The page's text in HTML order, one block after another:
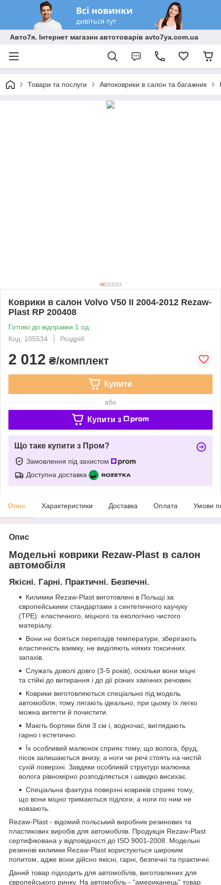
Авто7я. Інтернет магазин автотоварів avto7ya.com.ua
Товари та послуги Автоковрики в салон та багажник
Коврики в салон Volvo V50 II 2004-2012 Rezaw-
Plast RP 200408
Готово до відправки 1 од.
Код: 105534
Роздріб
2 012 ₴/комплект
Купити
або
Купити з
Що таке купити з Пром?
Замовлення під захистом
Доступна доставка
Опис Характеристики Доставка Оплата Умови
Опис
Модельні коврики Rezaw-Plast в салон
автомобіля
Якісні. Гарні. Практичні. Безпечні.
Килимки Rezaw-Plast виготовлені в Польщі за
європейськими стандартами з синтетичного каучуку
(ТРЕ): еластичного, міцного та екологічно чистого
матеріалу.
Вони не бояться перепадів температури, зберігають
еластичність взимку, не виділяють ніяких токсичних
запахів.
Служать доволі довго (3-5 років), оскільки вони міцні
та стійкі до витирання і до дії різних хімічних речовин.
Коврики виготовляються спеціально під модель
автомобіля, тому лягають ідеально, при цьому їх легко
можна витягти й почистити.
Мають бортики біля 3 см і, водночас, виглядають
гарно і естетично.
Їх особливий малюнок сприяє тому, що волога, бруд,
пісок залишаються внизу, а ноги чи речі стоять на чистій
сухій поверхні. Завдяки особливій структурі малюнка
волога рівномірно розподіляється і швидко висихає.
Спеціальна фактура поверхні ковриків сприяє тому,
що вони міцно тримаються підлоги, а ноги по ним не
ковзають.
Rezaw-Plast - відомий польський виробник резинових та
пластикових виробів для автомобілів. Продукція Rezaw-Plast
сертифікована у відповідності до ISO 9001-2008. Модельні
резинові килимки Rezaw-Plast користуються широким
попитом, адже вони дійсно якісні, гарні, безпечні та практичні.
Даний товар підходить для автомобілів, виготовлених для
європейського ринку. На автомобіль - "американець" товар